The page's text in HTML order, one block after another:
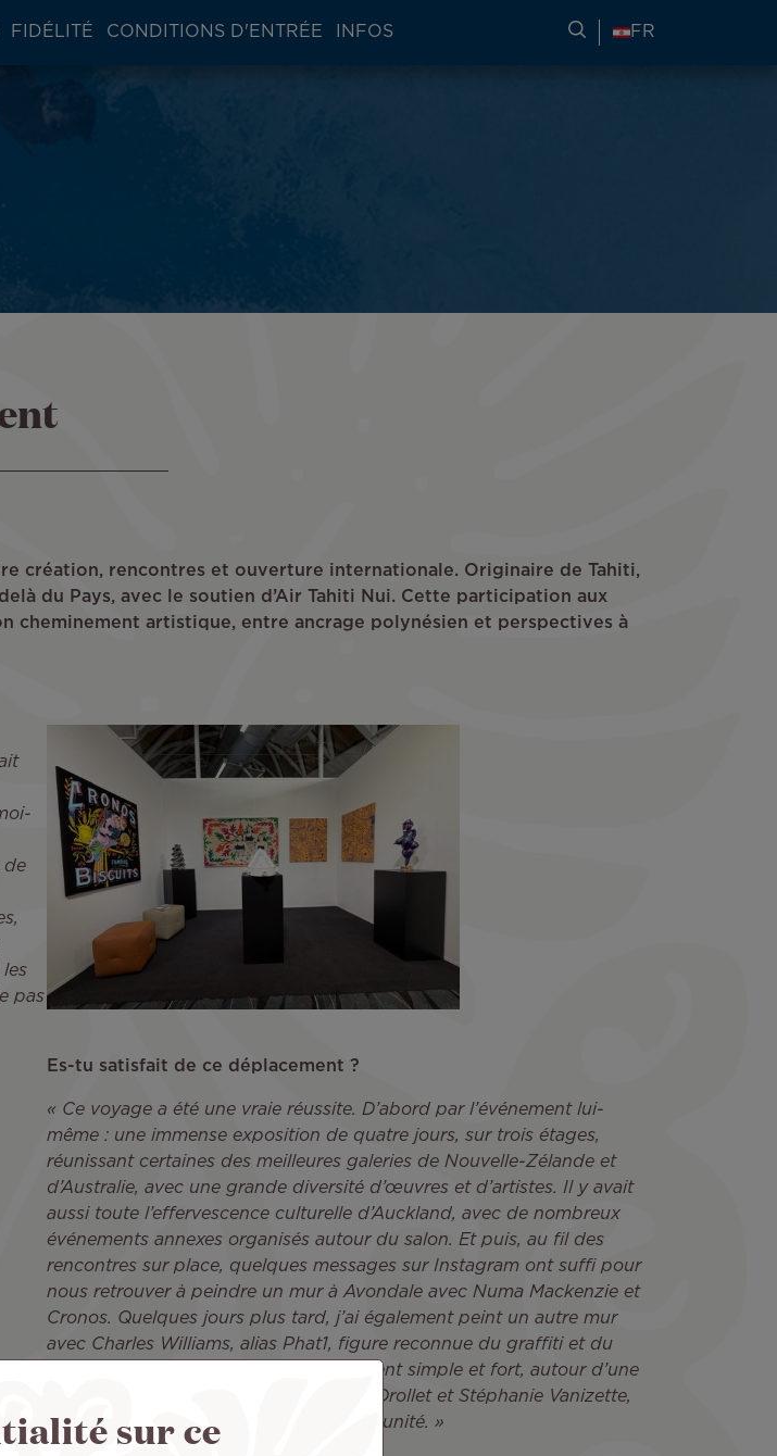
FIDÉLITÉ CONDITIONS D'ENTRÉE INFOS RECHERCHER DES
FR
création, rencontres et ouverture internationale. Originaire de Tahiti,
du Pays, avec le soutien d’Air Tahiti Nui. Cette participation aux
cheminement artistique, entre ancrage polynésien et perspectives à
de
les
pas
Es-tu satisfait de ce déplacement ?
« Ce voyage a été une vraie réussite. D’abord par l’événement lui-
même : une immense exposition de quatre jours, sur trois étages,
réunissant certaines des meilleures galeries de Nouvelle-Zélande et
d’Australie, avec une grande diversité d’œuvres et d’artistes. Il y avait
aussi toute l’effervescence culturelle d’Auckland, avec de nombreux
événements annexes organisés autour du salon. Et puis, au fil des
rencontres sur place, quelques messages sur Instagram ont suffi pour
nous retrouver à peindre un mur à Avondale avec Numa Mackenzie et
Cronos. Quelques jours plus tard, j’ai également peint un autre mur
avec Charles Williams, alias Phat1, figure reconnue du graffiti et du
muralisme à Auckland. C’était un moment simple et fort, autour d’une
passion commune. Je remercie Vaiana Drollet et Stéphanie Vanizette,
de la Galerie Winkler, pour cette opportunité. »
sur ce